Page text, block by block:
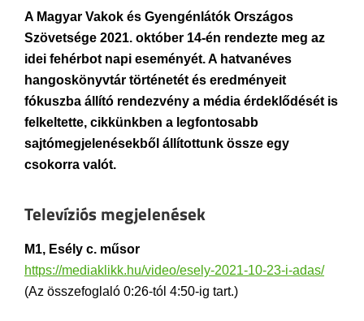
A Magyar Vakok és Gyengénlátók Országos
Szövetsége 2021. október 14-én rendezte meg az
idei fehérbot napi eseményét. A hatvanéves
hangoskönyvtár történetét és eredményeit
fókuszba állító rendezvény a média érdeklődését is
felkeltette, cikkünkben a legfontosabb
sajtómegjelenésekből állítottunk össze egy
csokorra valót.
Televíziós megjelenések
M1, Esély c. műsor
https://mediaklikk.hu/video/esely-2021-10-23-i-adas/
(Az összefoglaló 0:26-tól 4:50-ig tart.)